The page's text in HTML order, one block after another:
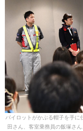
パイロットがかぶる帽子を手に
田さん、客室乗務員の飯塚さ